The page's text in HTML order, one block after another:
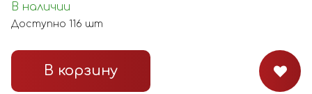
В наличии
Доступно 116 шт
В корзину